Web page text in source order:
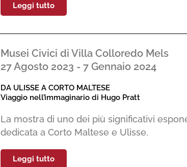
Leggi tutto
Musei Civici di Villa Colloredo Mels
27 Agosto 2023 - 7 Gennaio 2024
DA ULISSE A CORTO MALTESE
Viaggio nell’immaginario di Hugo Pratt
La mostra di uno dei più significativi
dedicata a Corto Maltese e Ulisse.
Leggi tutto